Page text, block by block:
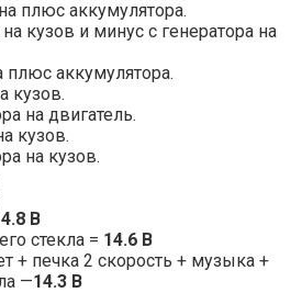
плюс аккумулятора.
кузов и минус с генератора на
плюс аккумулятора.
кузов.
на двигатель.
кузов.
на кузов.
В
стекла = 14.6 В
+ печка 2 скорость + музыка +
—14.3 В